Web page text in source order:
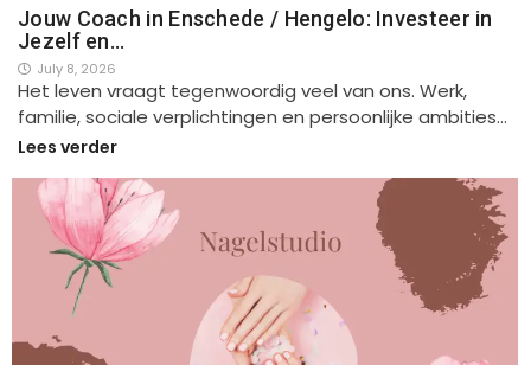
Jouw Coach in Enschede / Hengelo: Investeer in
Jezelf en…
July 8, 2026
Het leven vraagt tegenwoordig veel van ons. Werk,
familie, sociale verplichtingen en persoonlijke ambities…
Lees verder